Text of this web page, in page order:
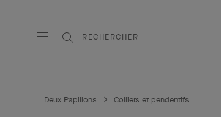
RECHERCHER
Deux Papillons Colliers et pendentifs